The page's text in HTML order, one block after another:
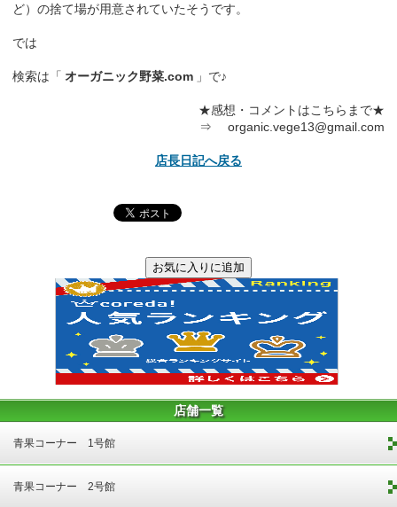
ど）の捨て場が用意されていたそうです。
では
検索は「 オーガニック野菜.com 」で♪
★感想・コメントはこちらまで★
⇒ organic.vege13@gmail.com
店長日記へ戻る
店舗一覧
青果コーナー 1号館
青果コーナー 2号館